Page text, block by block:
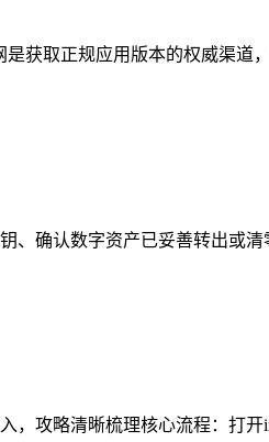
获取正规应用版本的权威渠道
、确认数字资产已妥善转出或
攻略清晰梳理核心流程：打开